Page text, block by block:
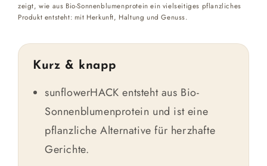
zeigt, wie aus Bio-Sonnenblumenprotein ein vielseitiges pflanzliches
Produkt entsteht: mit Herkunft, Haltung und Genuss.
Kurz & knapp
sunflowerHACK entsteht aus Bio-
Sonnenblumenprotein und ist eine
pflanzliche Alternative für herzhafte
Gerichte.